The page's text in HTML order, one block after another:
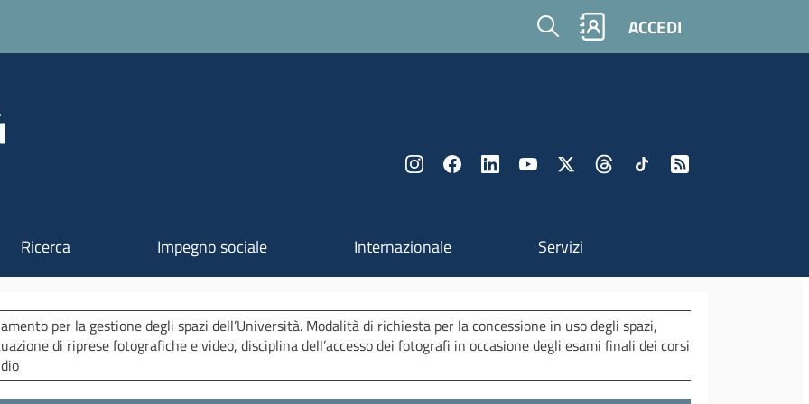
Cerca ACCEDI
Ricerca Impegno sociale Internazionale Servizi
per la gestione degli spazi dell’Università. Modalità di richiesta per la concessione in uso degli spazi,
di riprese fotografiche e video, disciplina dell’accesso dei fotografi in occasione degli esami finali dei corsi